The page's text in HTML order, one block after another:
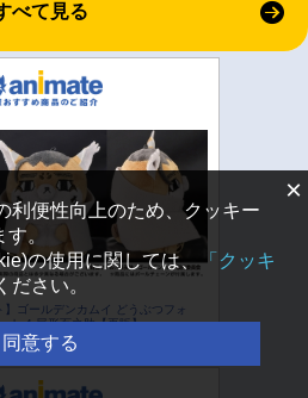
べて見る
】ゴールデンカムイ どうぶつフォ
ト 4.尾形百之助【再販】
×
利便性向上のため、クッキー
。
の使用に関しては、「クッキ
ださい。
同意する